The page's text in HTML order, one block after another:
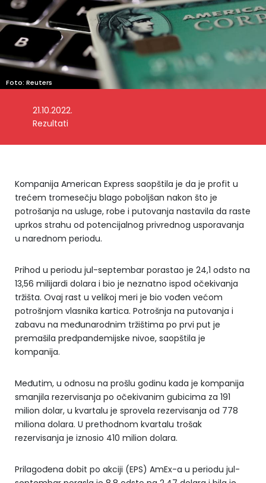
Foto: Reuters
21.10.2022.
Rezultati
Kompanija American Express saopštila je da je profit u
trećem tromesečju blago poboljšan nakon što je
potrošanja na usluge, robe i putovanja nastavila da raste
uprkos strahu od potencijalnog privrednog usporavanja
u narednom periodu.
Prihod u periodu jul-septembar porastao je 24,1 odsto na
13,56 milijardi dolara i bio je neznatno ispod očekivanja
tržišta. Ovaj rast u velikoj meri je bio vođen većom
potrošnjom vlasnika kartica. Potrošnja na putovanja i
zabavu na međunarodnim tržištima po prvi put je
premašila predpandemijske nivoe, saopštila je
kompanija.
Međutim, u odnosu na prošlu godinu kada je kompanija
smanjila rezervisanja po očekivanim gubicima za 191
milion dolar, u kvartalu je sprovela rezervisanja od 778
miliona dolara. U prethodnom kvartalu trošak
rezervisanja je iznosio 410 milion dolara.
Prilagođena dobit po akciji (EPS) AmEx-a u periodu jul-